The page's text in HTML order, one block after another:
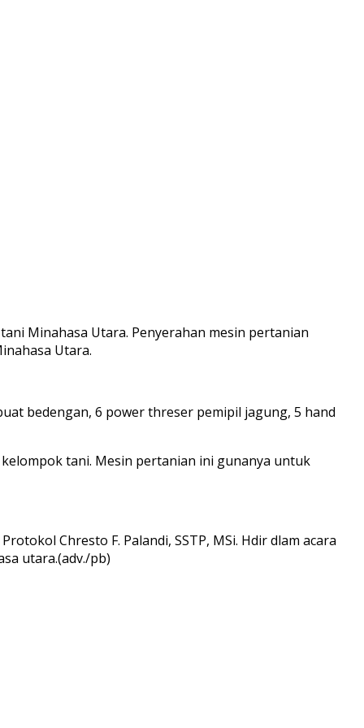
Minahasa Utara. Penyerahan mesin pertanian
Utara.
bedengan, 6 power threser pemipil jagung, 5 hand
tani. Mesin pertanian ini gunanya untuk
Chresto F. Palandi, SSTP, MSi. Hdir dlam acara
utara.(adv./pb)